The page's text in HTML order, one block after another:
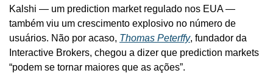
Kalshi — um prediction market regulado nos EUA —
também viu um crescimento explosivo no número de
usuários. Não por acaso, Thomas Peterffy, fundador da
Interactive Brokers, chegou a dizer que prediction markets
“podem se tornar maiores que as ações”.